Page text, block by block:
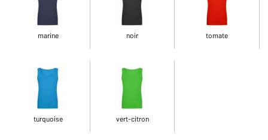
marine noir tomate
turquoise vert-citron